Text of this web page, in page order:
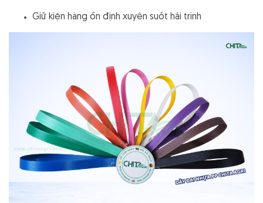
Giữ kiện hàng ổn định xuyên suốt hải trình